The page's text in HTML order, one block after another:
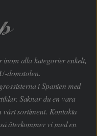
alla kategorier enkelt,
domstolen.
i Spanien med
Saknar du en vara
vårt sortiment. Kontakta
så återkommer vi med en